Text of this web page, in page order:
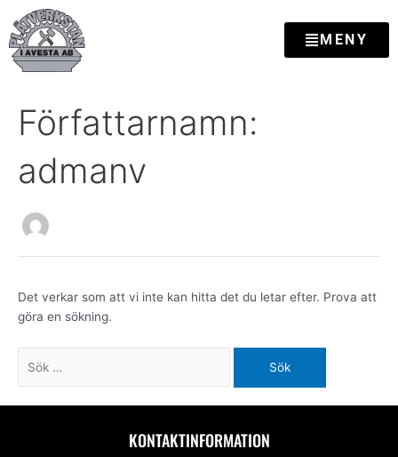
Hoppa
innehåll
MENY
Författarnamn:
admanv
Det verkar som att vi inte kan hitta det du letar efter. Prova att
göra en sökning.
efter:
KONTAKTINFORMATION